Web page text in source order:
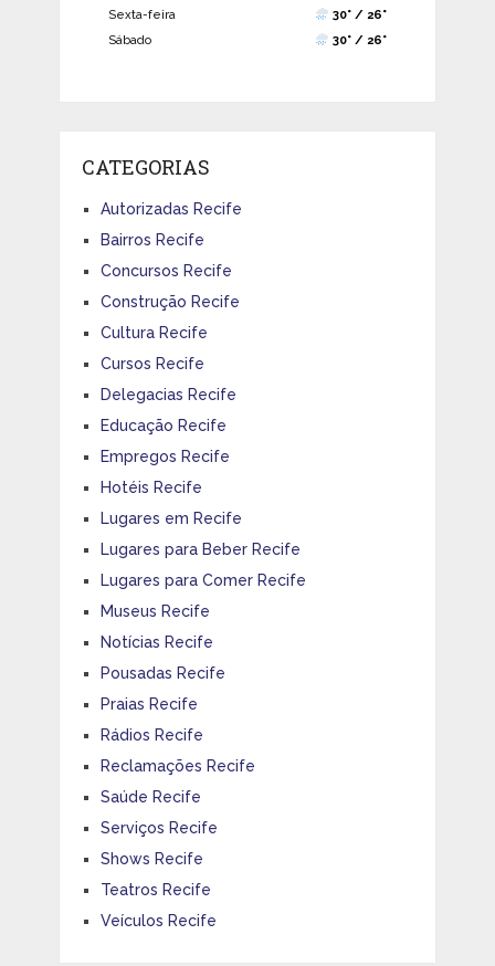
Sexta-feira
30° / 26°
Sábado
30° / 26°
CATEGORIAS
Autorizadas Recife
Bairros Recife
Concursos Recife
Construção Recife
Cultura Recife
Cursos Recife
Delegacias Recife
Educação Recife
Empregos Recife
Hotéis Recife
Lugares em Recife
Lugares para Beber Recife
Lugares para Comer Recife
Museus Recife
Notícias Recife
Pousadas Recife
Praias Recife
Rádios Recife
Reclamações Recife
Saúde Recife
Serviços Recife
Shows Recife
Teatros Recife
Veículos Recife